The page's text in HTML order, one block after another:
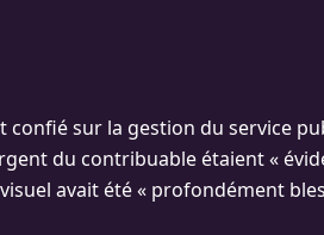
confié sur la gestion du service
du contribuable étaient «
avait été « profondément